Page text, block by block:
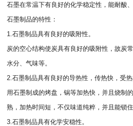
石墨在常温下有良好的化学稳定性，能耐酸
石墨制品的特性：
1.石墨制品具有良好的吸附性。
炭的空心结构使炭具有良好的吸附性，故炭
水分、气味等。
2.石墨制品具有良好的导热性，传热快，受热
用石墨制成的烤盘，锅等加热快，并且烧制
熟，加热时间短，不仅味道纯粹，并且能锁住
3.石墨制品具有化学安稳性。